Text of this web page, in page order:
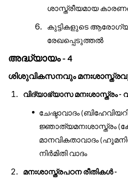
ശാസ്ത്രീയമായ
കുട്ടികളുടെ
രേഖപ്പെടുത്തൽ
അദ്ധ്യായം- 4
ശിശുവികസനവും
വിദ്യാഭ്യാസ മനഃശാസ്ത്രം-
ചേഷ്ടാവാദം(
ജ്ഞാത്യമനഃശാസ്ത്രം(
മാനവികതാവാദം(
നിർമിതി വാദം
മനഃശാസ്ത്രപഠന രീതികൾ-